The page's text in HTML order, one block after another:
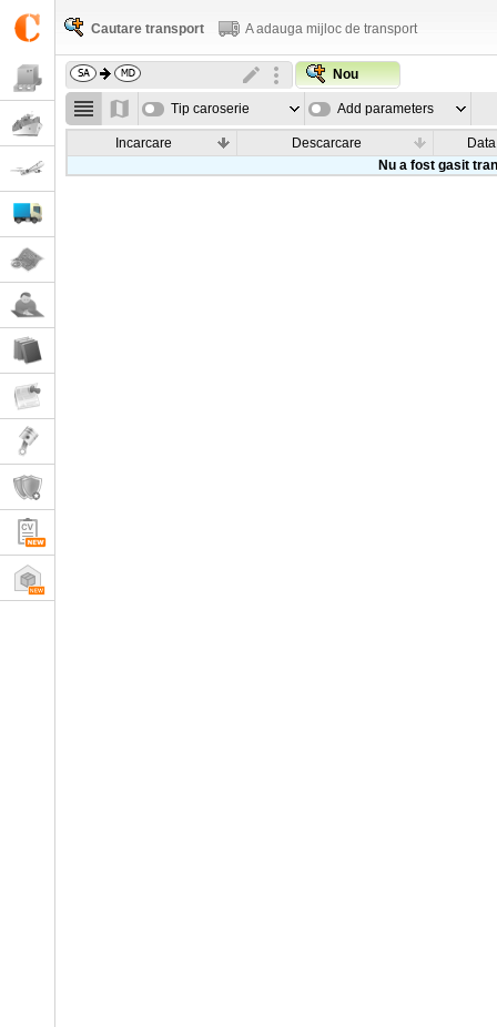
Cautare transport A adauga mijloc de transport
Nou
Tip caroserie Add parameters
Incarcare Descarcare
Data
Nu a fost gasit